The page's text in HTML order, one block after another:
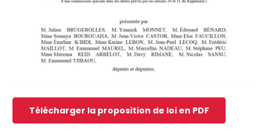
Télécharger la proposition de loi en PDF